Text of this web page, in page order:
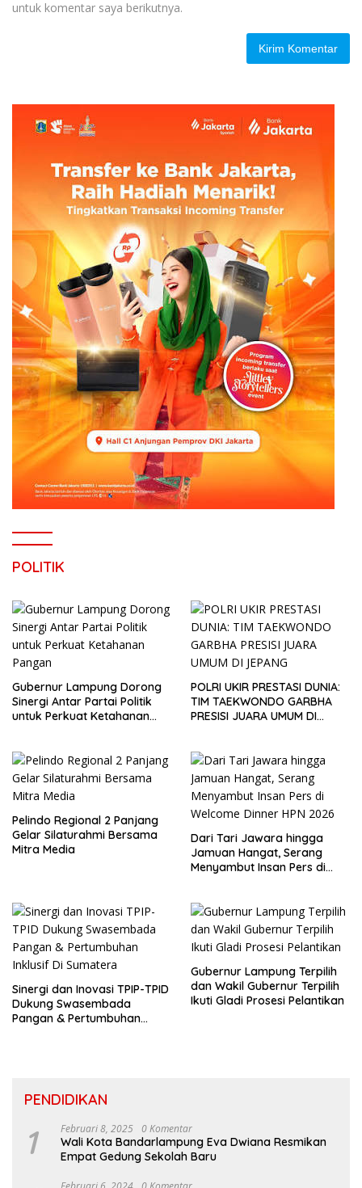
untuk komentar saya berikutnya.
POLITIK
Gubernur Lampung Dorong
Sinergi Antar Partai Politik
untuk Perkuat Ketahanan
POLRI UKIR PRESTASI DUNIA:
TIM TAEKWONDO GARBHA
PRESISI JUARA UMUM DI
Pelindo Regional 2 Panjang
Gelar Silaturahmi Bersama
Mitra Media
Dari Tari Jawara hingga
Jamuan Hangat, Serang
Menyambut Insan Pers di
Sinergi dan Inovasi TPIP-TPID
Dukung Swasembada
Pangan & Pertumbuhan
Gubernur Lampung Terpilih
dan Wakil Gubernur Terpilih
Ikuti Gladi Prosesi Pelantikan
PENDIDIKAN
1 Februari 8, 2025 0 Komentar
Wali Kota Bandarlampung Eva Dwiana Resmikan
Empat Gedung Sekolah Baru